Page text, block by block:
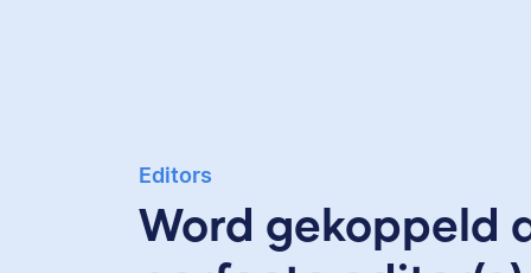
Editors
Word gekoppeld